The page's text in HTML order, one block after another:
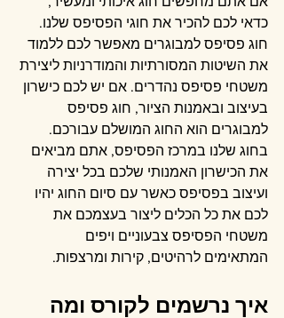
כדאי לכם להכיר את חוגי הפסיפס שלנו.
חוג פסיפס למבוגרים מאפשר לכם ללמוד
את השיטות המסורתיות והמודרניות ליצירת
משטחי פסיפס נהדרים. אם יש לכם כישרון
בעיצוב ובאמנות הציור, חוג פסיפס
למבוגרים הוא החוג המושלם עבורכם.
בחוג שלנו במרכז הפסיפס, אתם מביאים
את הכישרון האמנותי שלכם בכל יצירה
ועיצוב בפסיפס כאשר עם סיום החוג יהיו
לכם את כל הכלים ליצור בעצמכם את
משטחי הפסיפס צבעוניים ויפים
המתאימים לרהיטים, קירות ומרצפות.
איך נרשמים לקורס ומה